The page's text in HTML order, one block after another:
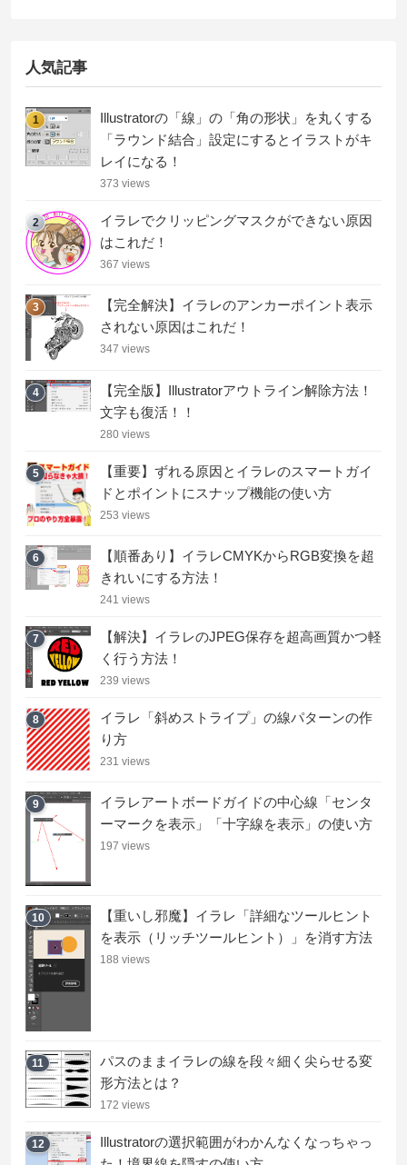
人気記事
1
Illustratorの「線」の「角の形状」を丸くする
「ラウンド結合」設定にするとイラストがキ
レイになる！
373 views
2
イラレでクリッピングマスクができない原因
はこれだ！
367 views
3
【完全解決】イラレのアンカーポイント表示
されない原因はこれだ！
347 views
4
【完全版】Illustratorアウトライン解除方法！
文字も復活！！
280 views
5
【重要】ずれる原因とイラレのスマートガイ
ドとポイントにスナップ機能の使い方
253 views
6
【順番あり】イラレCMYKからRGB変換を超
きれいにする方法！
241 views
7
【解決】イラレのJPEG保存を超高画質かつ軽
く行う方法！
239 views
8
イラレ「斜めストライプ」の線パターンの作
り方
231 views
9
イラレアートボードガイドの中心線「センタ
ーマークを表示」「十字線を表示」の使い方
197 views
10
【重いし邪魔】イラレ「詳細なツールヒント
を表示（リッチツールヒント）」を消す方法
188 views
11
パスのままイラレの線を段々細く尖らせる変
形方法とは？
172 views
12
Illustratorの選択範囲がわかんなくなっちゃっ